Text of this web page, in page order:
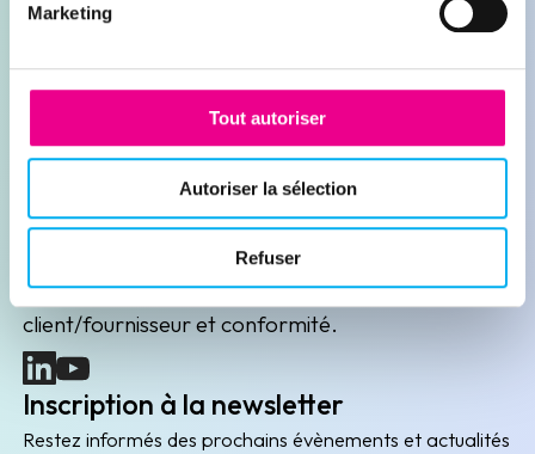
Marketing
Tout autoriser
Autoriser la sélection
Refuser
Demander une démonstration
Leader de l'information sur les entreprises depuis
plus de 130 ans, ELLISPHERE accompagne les
acteurs économiques dans leurs problématiques
B2B de data marketing, gestion des risques
client/fournisseur et conformité.
(nouvelle fenêtre)
(nouvelle fenêtre)
Inscription à la newsletter
Restez informés des prochains évènements et actualités